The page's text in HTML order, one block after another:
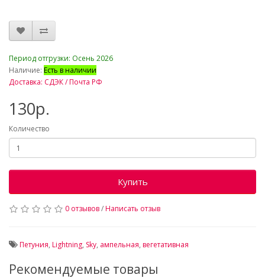
Период отгрузки: Осень 2026
Наличие: Есть в наличии
Доставка: СДЭК / Почта РФ
130р.
Количество
Купить
0 отзывов/Написать отзыв
Петуния, Lightning, Sky, ампельная, вегетативная
Рекомендуемые товары